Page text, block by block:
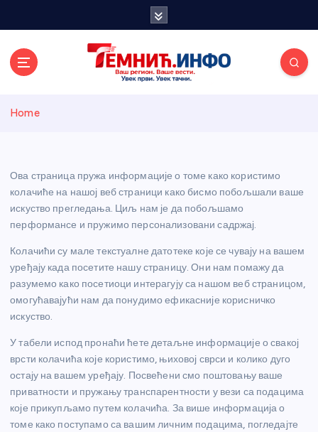
и портал
Home
Ова страница пружа информације о томе како користимо
колачиће на нашој веб страници како бисмо побољшали ваше
искуство прегледања. Циљ нам је да побољшамо
перформансе и пружимо персонализовани садржај.
Колачићи су мале текстуалне датотеке које се чувају на вашем
уређају када посетите нашу страницу. Они нам помажу да
разумемо како посетиоци интерагују са нашом веб страницом,
омогућавајући нам да понудимо ефикасније корисничко
искуство.
У табели испод пронаћи ћете детаљне информације о свакој
врсти колачића које користимо, њиховој сврси и колико дуго
остају на вашем уређају. Посвећени смо поштовању ваше
приватности и пружању транспарентности у вези са подацима
које прикупљамо путем колачића. За више информација о
томе како поступамо са вашим личним подацима, погледајте